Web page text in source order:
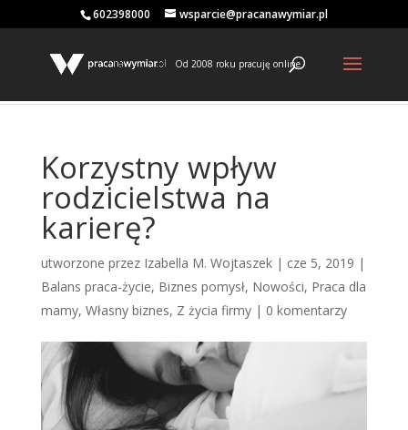
602398000 wsparcie@pracanawymiar.pl
Od 2008 roku pracuję online
Korzystny wpływ
rodzicielstwa na
karierę?
utworzone przez Izabella M. Wojtaszek| cze 5, 2019 |
Balans praca-życie, Biznes pomysł, Nowości, Praca dla
mamy, Własny biznes, Z życia firmy| 0 komentarzy